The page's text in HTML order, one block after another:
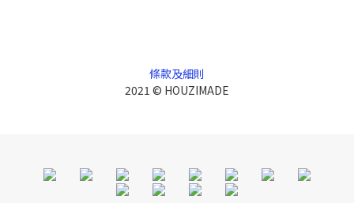
條款及細則
2021 © HOUZIMADE